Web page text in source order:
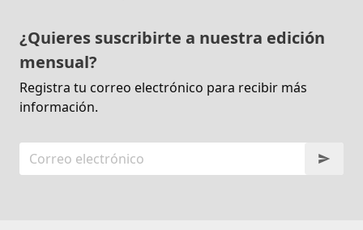
¿Quieres suscribirte a nuestra edición
mensual?
Registra tu correo electrónico para recibir más
información.